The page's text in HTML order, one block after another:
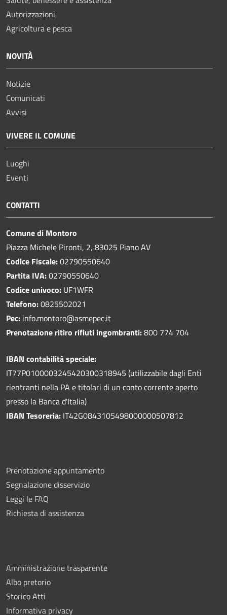
Autorizzazioni
Agricoltura e pesca
NOVITÀ
Notizie
Comunicati
Avvisi
VIVERE IL COMUNE
Luoghi
Eventi
CONTATTI
Comune di Montoro
Piazza Michele Pironti, 2, 83025 Piano AV
Codice Fiscale:02790550640
Partita IVA:02790550640
Codice univoco: UF1WFR
Telefono:0825502021
Pec: info.montoro@asmepec.it
Prenotazione ritiro rifiuti ingombranti:800 774 704
IBAN contabilità speciale:
IT77P0100003245420300318945 (utilizzabile dagli Enti
rientranti nella PA e titolari di un conto corrente aperto
presso la Banca d'Italia)
IBAN Tesoreria: IT42G0843105498000000507812
Prenotazione appuntamento
Segnalazione disservizio
Leggi le FAQ
Richiesta di assistenza
Amministrazione trasparente
Albo pretorio
Storico Atti
Informativa privacy